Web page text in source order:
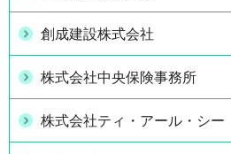
創成建設株式会社
株式会社中央保険事務所
株式会社ティ・アール・シー